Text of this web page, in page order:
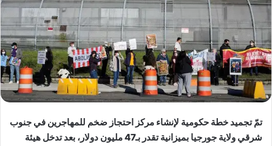
تمّ تجميد خطة حكومية لإنشاء مركز احتجاز ضخم للمهاجرين في جنوب
شرقي ولاية جورجيا بميزانية تقدر بـ47 مليون دولار، بعد تدخل هيئة